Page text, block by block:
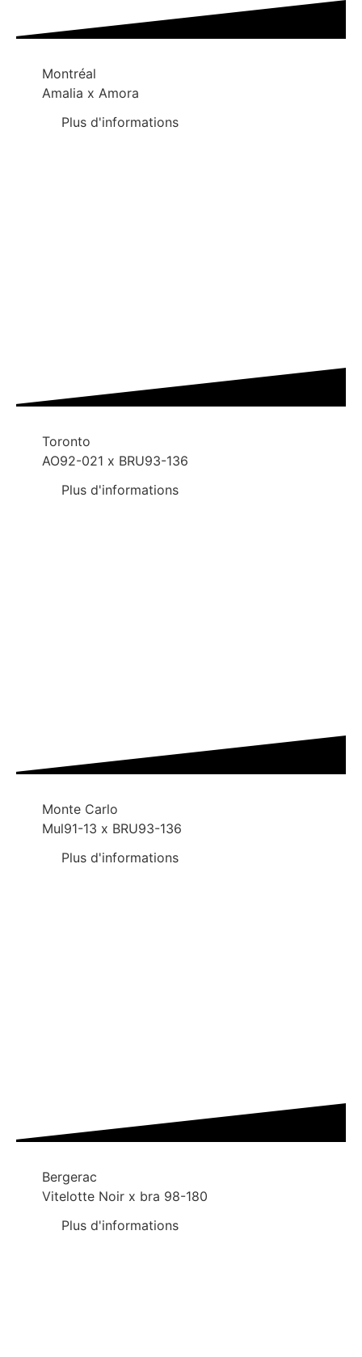
Montréal
Amalia x Amora
Plus d'informations
Toronto
AO92-021 x BRU93-136
Plus d'informations
Monte Carlo
Mul91-13 x BRU93-136
Plus d'informations
Bergerac
Vitelotte Noir x bra 98-180
Plus d'informations